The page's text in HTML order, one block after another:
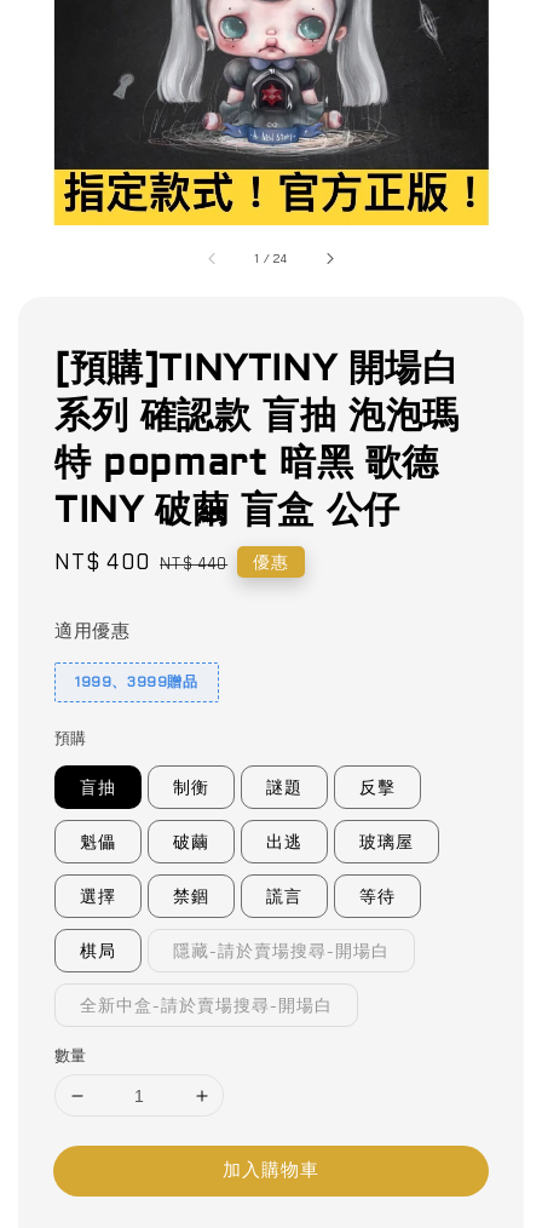
1 /24
[預購]TINYTINY 開場白
系列 確認款 盲抽 泡泡瑪
特 popmart 暗黑 歌德
TINY 破繭 盲盒 公仔
Sale
NT$ 400 Regular
NT$ 440 優惠
適用優惠
1999、3999贈品
預購
盲抽 制衡 謎題 反擊
魁儡 破繭 出逃 玻璃屋
選擇 禁錮 謊言 等待
棋局 隱藏-請於賣場搜尋-開場白
全新中盒-請於賣場搜尋-開場白
數量
加入購物車